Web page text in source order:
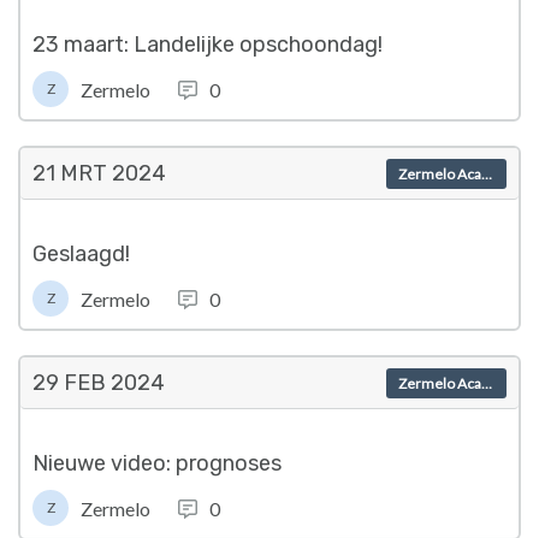
23 maart: Landelijke opschoondag!
Z Zermelo 0
21 MRT 2024
Geslaagd!
Z Zermelo 0
Zermelo Academy
29 FEB 2024
Nieuwe video: prognoses
Z Zermelo 0
Zermelo Academy